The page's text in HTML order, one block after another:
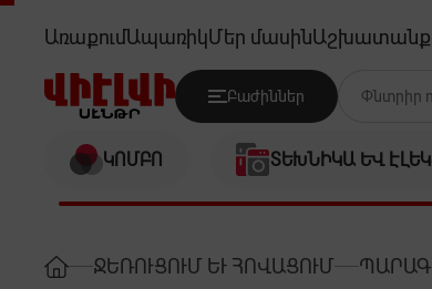
- 50X50
ԱռաքումԱպառիկՄեր մասինԱշխատանք
Բաժիններ
ԿՈՄԲՈ ՏԵԽՆԻԿԱ ԵՎ
ՋԵՌՈՒՑՈՒՄ ԵՒ ՀՈՎԱՑՈՒՄ